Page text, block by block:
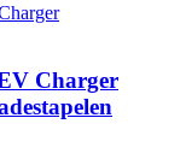
Charger